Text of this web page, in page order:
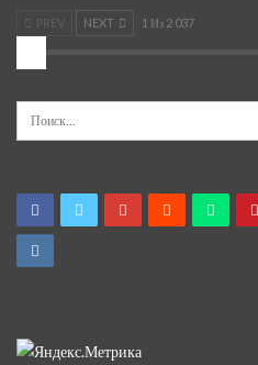
PREV NEXT 1 Из 2 037